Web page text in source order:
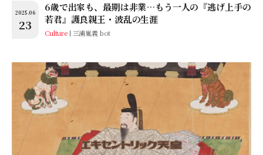
2025.06
23
6歳で出家も、最期は非業…もう一人の『逃げ上手の
若君』護良親王・波乱の生涯
Culture 三浦胤義 bot